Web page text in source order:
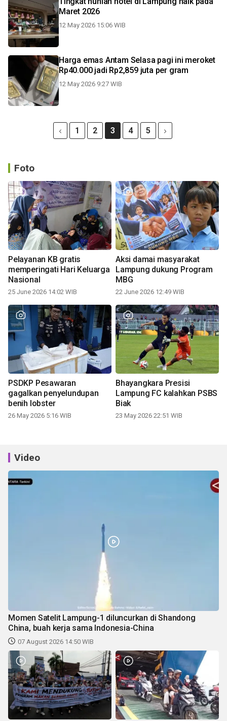
Maret 2026
12 May 2026 15:06 WIB
Harga emas Antam Selasa pagi ini meroket
Rp40.000 jadi Rp2,859 juta per gram
12 May 2026 9:27 WIB
1 2 3 4 5
Foto
Pelayanan KB gratis
memperingati Hari Keluarga
Nasional
25 June 2026 14:02 WIB
Aksi damai masyarakat
Lampung dukung Program
MBG
22 June 2026 12:49 WIB
PSDKP Pesawaran
gagalkan penyelundupan
benih lobster
26 May 2026 5:16 WIB
Bhayangkara Presisi
Lampung FC kalahkan PSBS
Biak
23 May 2026 22:51 WIB
Video
Momen Satelit Lampung-1 diluncurkan di Shandong
China, buah kerja sama Indonesia-China
07 August 2026 14:50 WIB